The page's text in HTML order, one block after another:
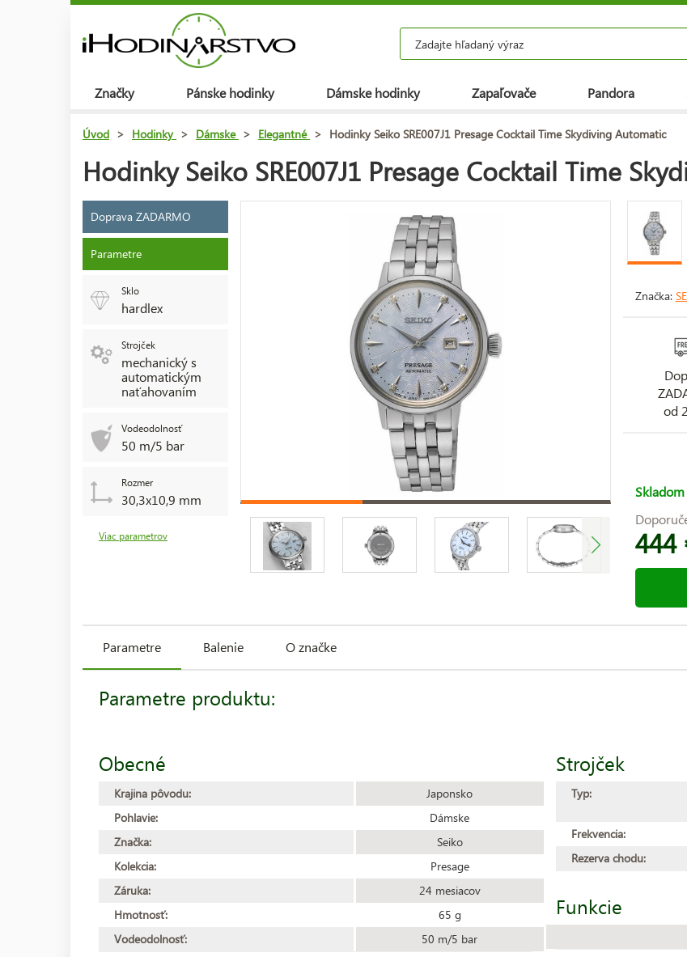
Značky Pánske hodinky Dámske hodinky Zapaľovače Pandora
Úvod > Hodinky > Dámske > Elegantné > Hodinky Seiko SRE007J1 Presage Cocktail Time Skydiving Automatic
Hodinky Seiko SRE007J1 Presage Cocktail Time
Doprava ZADARMO
Parametre
Sklo
hardlex
Strojček
mechanický s
automatickým
naťahovaním
Vodeodolnosť
50 m/5 bar
Rozmer
30,3x10,9 mm
Viac parametrov
Značka:
od
Skladom
444
Parametre Balenie O značke
Parametre produktu:
Obecné
Krajina pôvodu:
Japonsko
Pohlavie:
Dámske
Značka:
Seiko
Kolekcia:
Presage
Záruka:
24 mesiacov
Hmotnosť:
65 g
Vodeodolnosť:
50 m/5 bar
Strojček
Typ:
Frekvencia:
Rezerva chodu:
Funkcie